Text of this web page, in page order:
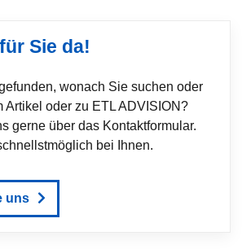
Sie da!
wonach Sie suchen oder
Artikel oder zu ETL ADVISION?
gerne über das Kontaktformular.
bei Ihnen.
uns